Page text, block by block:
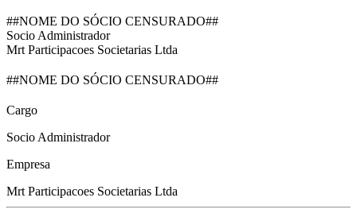
##NOME DO SÓCIO CENSURADO##
Socio Administrador
Mrt Participacoes Societarias Ltda
##NOME DO SÓCIO CENSURADO##
Cargo
Socio Administrador
Empresa
Mrt Participacoes Societarias Ltda